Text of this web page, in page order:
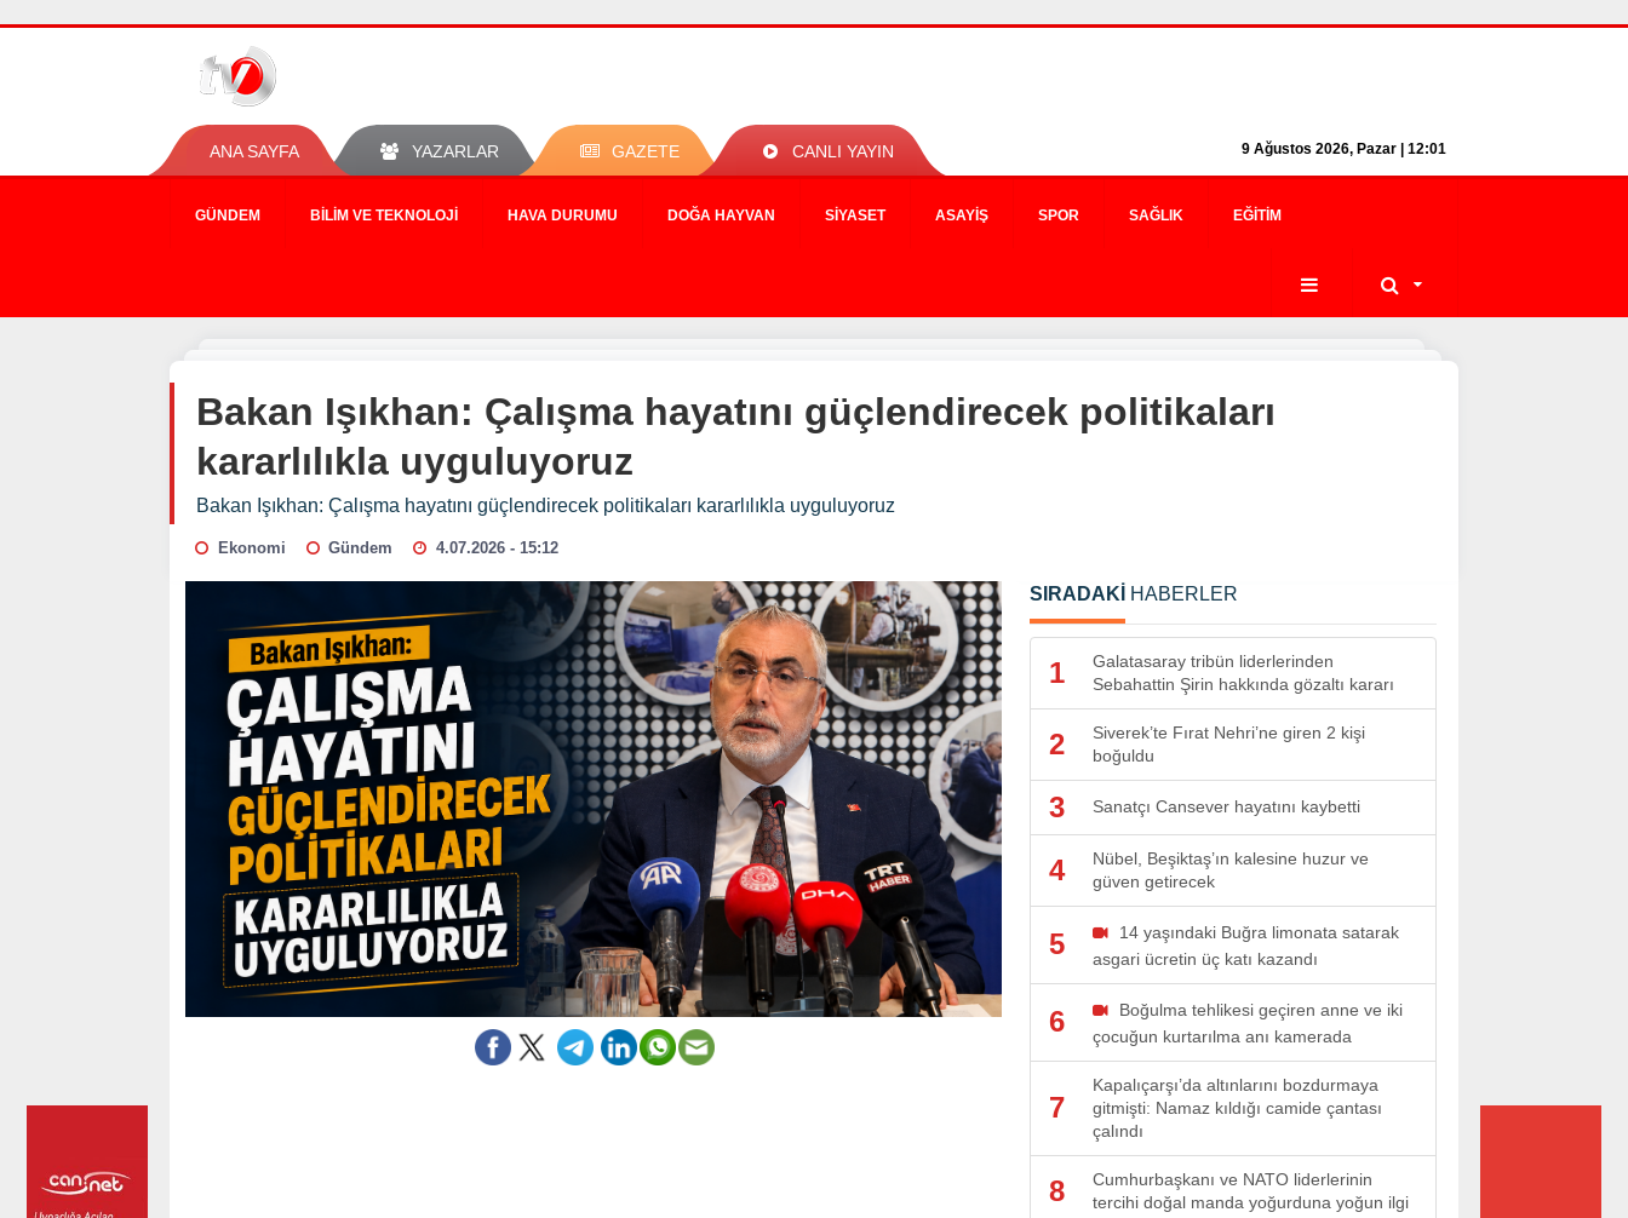
ANA SAYFA YAZARLAR GAZETE CANLI YAYIN 9 Ağustos 2026, Pazar | 12:01
GÜNDEM BILIM VE TEKNOLOJI HAVA DURUMU DOĞA HAYVAN SIYASET ASAYIŞ SPOR SAĞLIK EĞITIM
Bakan Işıkhan: Çalışma hayatını güçlendirecek politikaları
kararlılıkla uyguluyoruz
Bakan Işıkhan: Çalışma hayatını güçlendirecek politikaları kararlılıkla uyguluyoruz
Ekonomi Gündem 4.07.2026 - 15:12
SIRADAKİ HABERLER
1
Galatasaray tribün liderlerinden
Sebahattin Şirin hakkında gözaltı kararı
2
Siverek’te Fırat Nehri’ne giren 2 kişi
boğuldu
3 Sanatçı Cansever hayatını kaybetti
4
Nübel, Beşiktaş’ın kalesine huzur ve
güven getirecek
5
14 yaşındaki Buğra limonata satarak
asgari ücretin üç katı kazandı
6
Boğulma tehlikesi geçiren anne ve iki
çocuğun kurtarılma anı kamerada
7
Kapalıçarşı’da altınlarını bozdurmaya
gitmişti: Namaz kıldığı camide çantası
çalındı
8
Cumhurbaşkanı ve NATO liderlerinin
tercihi doğal manda yoğurduna yoğun ilgi